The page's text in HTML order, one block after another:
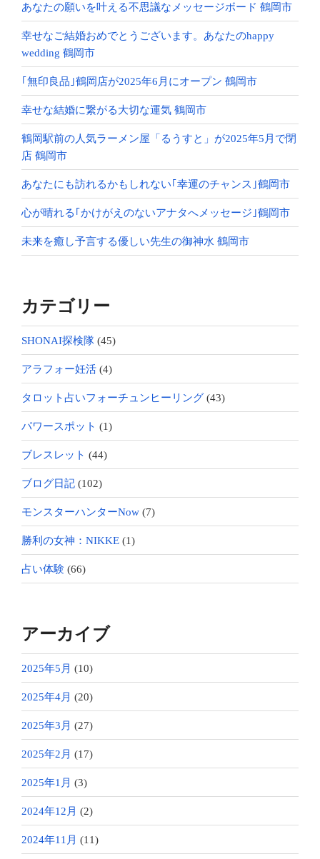
あなたの願いを叶える不思議なメッセージボード 鶴岡市
幸せなご結婚おめでとうございます。あなたのhappy
wedding 鶴岡市
｢無印良品｣鶴岡店が2025年6月にオープン 鶴岡市
幸せな結婚に繋がる大切な運気 鶴岡市
鶴岡駅前の人気ラーメン屋「るうすと」が2025年5月で閉
店 鶴岡市
あなたにも訪れるかもしれない｢幸運のチャンス｣鶴岡市
心が晴れる｢かけがえのないアナタへメッセージ｣鶴岡市
未来を癒し予言する優しい先生の御神水 鶴岡市
カテゴリー
SHONAI探検隊 (45)
アラフォー妊活 (4)
タロット占いフォーチュンヒーリング (43)
パワースポット (1)
ブレスレット (44)
ブログ日記 (102)
モンスターハンターNow (7)
勝利の女神：NIKKE (1)
占い体験 (66)
アーカイブ
2025年5月 (10)
2025年4月 (20)
2025年3月 (27)
2025年2月 (17)
2025年1月 (3)
2024年12月 (2)
2024年11月 (11)